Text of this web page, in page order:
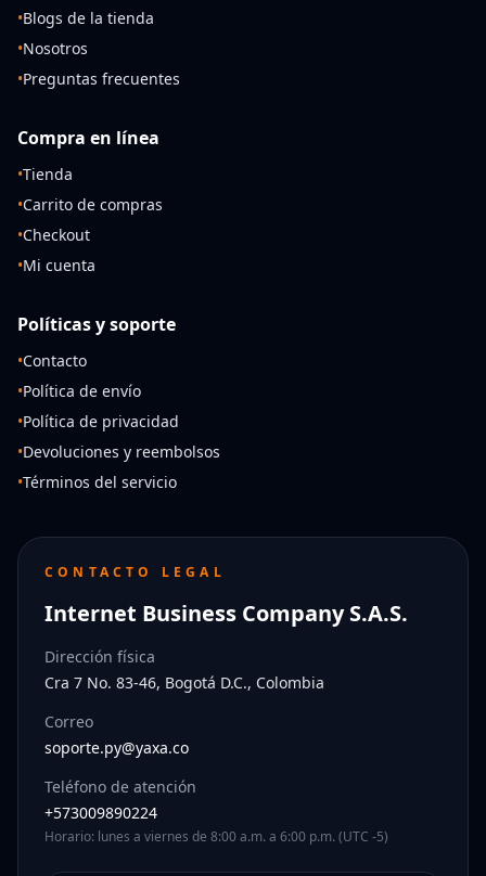
•Blogs de la tienda
•Nosotros
•Preguntas frecuentes
Compra en línea
•Tienda
•Carrito de compras
•Checkout
•Mi cuenta
Políticas y soporte
•Contacto
•Política de envío
•Política de privacidad
•Devoluciones y reembolsos
•Términos del servicio
CONTACTO LEGAL
Internet Business Company S.A.S.
Dirección física
Cra 7 No. 83-46, Bogotá D.C., Colombia
Correo
soporte.py@yaxa.co
Teléfono de atención
+573009890224
Horario: lunes a viernes de 8:00 a.m. a 6:00 p.m. (UTC -5)